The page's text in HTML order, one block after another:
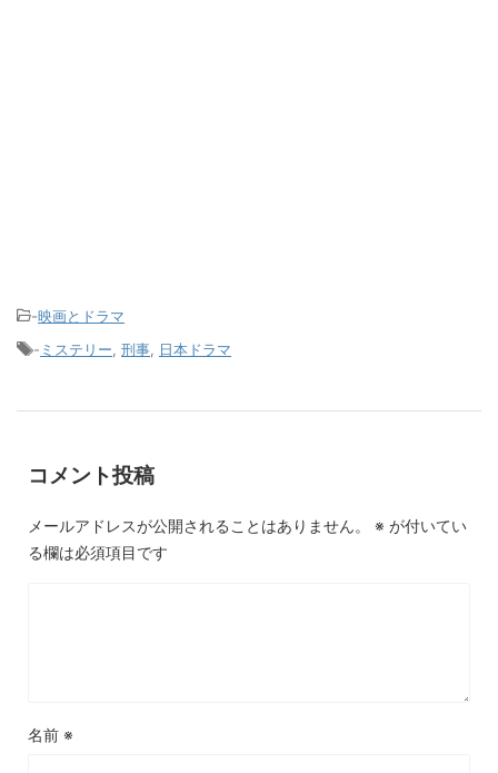
-映画とドラマ
- ミステリー, 刑事, 日本ドラマ
コメント投稿
メールアドレスが公開されることはありません。 ※ が付いてい
る欄は必須項目です
名前 ※